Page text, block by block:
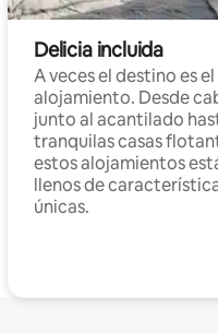
Delicia incluida
A veces el destino es el
alojamiento. Desde
junto al acantilado
tranquilas casas
estos alojamientos
llenos de
únicas.